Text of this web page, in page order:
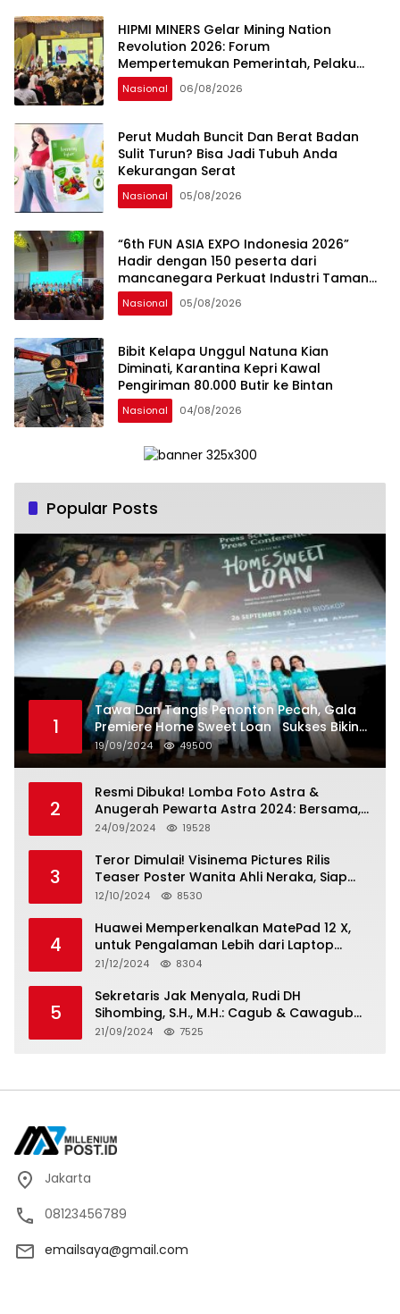
sama Memberikan Kontribusi bagi
Pembangunan Nasional.
HIPMI MINERS Gelar Mining Nation
Revolution 2026: Forum
Mempertemukan Pemerintah, Pelaku
Industri, Investor, Akademisi, dan
Pengusaha dalam Mendukung
Nasional 06/08/2026
Perut Mudah Buncit Dan Berat Badan
Sulit Turun? Bisa Jadi Tubuh Anda
Kekurangan Serat
Nasional 05/08/2026
“6th FUN ASIA EXPO Indonesia 2026”
Hadir dengan 150 peserta dari
mancanegara Perkuat Industri Taman
Rekreasi dan Ekosistem Pariwisata di
Tanah Air
Nasional 05/08/2026
Bibit Kelapa Unggul Natuna Kian
Diminati, Karantina Kepri Kawal
Pengiriman 80.000 Butir ke Bintan
Nasional 04/08/2026
Popular Posts
1
Tawa Dan Tangis Penonton Pecah, Gala
Premiere Home Sweet Loan Sukses Bikin
Penonton Lihat Diri Sendiri di Layar
19/09/2024 49500
2
Resmi Dibuka! Lomba Foto Astra &
Anugerah Pewarta Astra 2024: Bersama,
Berkarya, Berkelanjutan
24/09/2024 19528
3
Teror Dimulai! Visinema Pictures Rilis
Teaser Poster Wanita Ahli Neraka, Siap
Tayang di Bioskop 14 November 2024
12/10/2024 8530
4
Huawei Memperkenalkan MatePad 12 X,
untuk Pengalaman Lebih dari Laptop
dengan Layar Ultra Bright dan Desain
Standar Baru untuk Produktivitas di Mana
Saja
21/12/2024 8304
5
Sekretaris Jak Menyala, Rudi DH
Sihombing, S.H., M.H.: Cagub & Cawagub
DKI Jakarta Pramono Anung dan Rano
21/09/2024 7525
Jakarta
08123456789
emailsaya@gmail.com